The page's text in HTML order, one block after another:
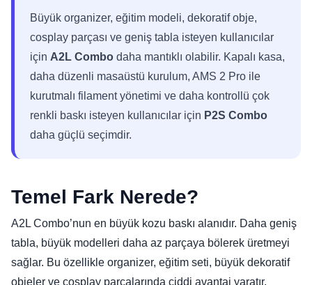
Büyük organizer, eğitim modeli, dekoratif obje,
cosplay parçası ve geniş tabla isteyen kullanıcılar
için A2L Combo daha mantıklı olabilir. Kapalı kasa,
daha düzenli masaüstü kurulum, AMS 2 Pro ile
kurutmalı filament yönetimi ve daha kontrollü çok
renkli baskı isteyen kullanıcılar için P2S Combo
daha güçlü seçimdir.
Temel Fark Nerede?
A2L Combo’nun en büyük kozu baskı alanıdır. Daha geniş
tabla, büyük modelleri daha az parçaya bölerek üretmeyi
sağlar. Bu özellikle organizer, eğitim seti, büyük dekoratif
objeler ve cosplay parçalarında ciddi avantaj yaratır.